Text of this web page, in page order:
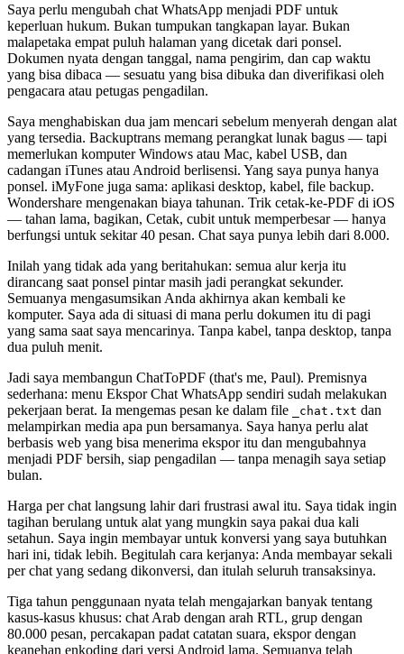
Saya perlu mengubah chat WhatsApp menjadi PDF untuk
keperluan hukum. Bukan tumpukan tangkapan layar. Bukan
malapetaka empat puluh halaman yang dicetak dari ponsel.
Dokumen nyata dengan tanggal, nama pengirim, dan cap waktu
yang bisa dibaca — sesuatu yang bisa dibuka dan diverifikasi oleh
pengacara atau petugas pengadilan.
Saya menghabiskan dua jam mencari sebelum menyerah dengan alat
yang tersedia. Backuptrans memang perangkat lunak bagus — tapi
memerlukan komputer Windows atau Mac, kabel USB, dan
cadangan iTunes atau Android berlisensi. Yang saya punya hanya
ponsel. iMyFone juga sama: aplikasi desktop, kabel, file backup.
Wondershare mengenakan biaya tahunan. Trik cetak-ke-PDF di iOS
— tahan lama, bagikan, Cetak, cubit untuk memperbesar — hanya
berfungsi untuk sekitar 40 pesan. Chat saya punya lebih dari 8.000.
Inilah yang tidak ada yang beritahukan: semua alur kerja itu
dirancang saat ponsel pintar masih jadi perangkat sekunder.
Semuanya mengasumsikan Anda akhirnya akan kembali ke
komputer. Saya ada di situasi di mana perlu dokumen itu di pagi
yang sama saat saya mencarinya. Tanpa kabel, tanpa desktop, tanpa
dua puluh menit.
Jadi saya membangun ChatToPDF (that's me, Paul). Premisnya
sederhana: menu Ekspor Chat WhatsApp sendiri sudah melakukan
pekerjaan berat. Ia mengemas pesan ke dalam file
_chat.txt dan
melampirkan media apa pun bersamanya. Saya hanya perlu alat
berbasis web yang bisa menerima ekspor itu dan mengubahnya
menjadi PDF bersih, siap pengadilan — tanpa menagih saya setiap
bulan.
Harga per chat langsung lahir dari frustrasi awal itu. Saya tidak ingin
tagihan berulang untuk alat yang mungkin saya pakai dua kali
setahun. Saya ingin membayar untuk konversi yang saya butuhkan
hari ini, tidak lebih. Begitulah cara kerjanya: Anda membayar sekali
per chat yang sedang dikonversi, dan itulah seluruh transaksinya.
Tiga tahun penggunaan nyata telah mengajarkan banyak tentang
kasus-kasus khusus: chat Arab dengan arah RTL, grup dengan
80.000 pesan, percakapan padat catatan suara, ekspor dengan
keanehan enkoding dari versi Android lama. Semuanya telah